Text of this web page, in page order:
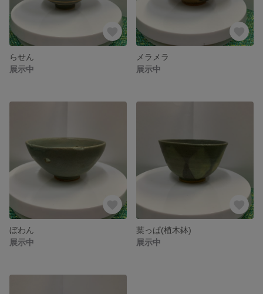
らせん
展示中
メラメラ
展示中
ぼわん
展示中
葉っぱ(植木鉢)
展示中